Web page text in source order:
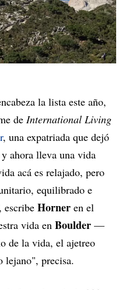
la lista este año,
de International Living
, una expatriada que dejó
y ahora lleva una vida
acá es relajado, pero
equilibrado e
escribe Horner en el
vida en Boulder —
de la vida, el ajetreo
lejano", precisa.